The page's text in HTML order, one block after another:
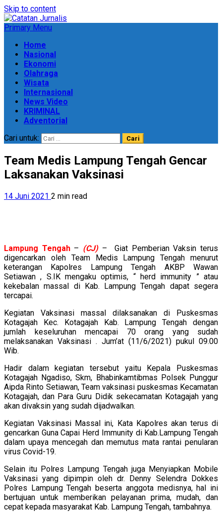
Skip to content
Primary Menu
Home
Nasional
Ekonomi
Olahraga
Wisata
Internasional
News Video
KRIMINAL
Adventorial
Cari untuk:
Team Medis Lampung Tengah Gencar
Laksanakan Vaksinasi
14 Juni 2021 2 min read
Lampung Tengah– (CJ)– Giat Pemberian Vaksin terus
digencarkan oleh Team Medis Lampung Tengah menurut
keterangan Kapolres Lampung Tengah AKBP Wawan
Setiawan , S.IK mengaku optimis, “ herd immunity ” atau
kekebalan massal di Kab. Lampung Tengah dapat segera
tercapai.
Kegiatan Vaksinasi massal dilaksanakan di Puskesmas
Kotagajah Kec. Kotagajah Kab. Lampung Tengah dengan
jumlah keseluruhan mencapai 70 orang yang sudah
melaksanakan Vaksinasi . Jum’at (11/6/2021) pukul 09.00
Wib.
Hadir dalam kegiatan tersebut yaitu Kepala Puskesmas
Kotagajah Ngadiso, Skm, Bhabinkamtibmas Polsek Punggur
Aipda Rinto Setiawan, Team vaksinasi puskesmas Kecamatan
Kotagajah, dan Para Guru Didik sekecamatan Kotagajah yang
akan divaksin yang sudah dijadwalkan.
Kegiatan Vaksinasi Massal ini, Kata Kapolres akan terus di
gencarkan Guna Capai Herd Immunity di Kab.Lampung Tengah
dalam upaya mencegah dan memutus mata rantai penularan
virus Covid-19.
Selain itu Polres Lampung Tengah juga Menyiapkan Mobile
Vaksinasi yang dipimpin oleh dr. Denny Selendra Dokkes
Polres Lampung Tengah beserta anggota medisnya, hal ini
bertujuan untuk memberikan pelayanan prima, mudah, dan
cepat kepada masyarakat Kab. Lampung Tengah, tambahnya.